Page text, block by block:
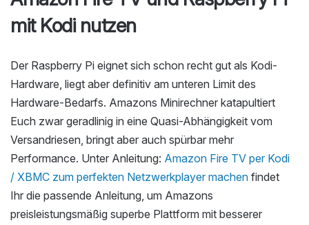
mit Kodi nutzen
Der Raspberry Pi eignet sich schon recht gut als Kodi-
Hardware, liegt aber definitiv am unteren Limit des
Hardware-Bedarfs. Amazons Minirechner katapultiert
Euch zwar geradlinig in eine Quasi-Abhängigkeit vom
Versandriesen, bringt aber auch spürbar mehr
Performance. Unter Anleitung: Amazon Fire TV per Kodi
/ XBMC zum perfekten Netzwerkplayer machen findet
Ihr die passende Anleitung, um Amazons
preisleistungsmäßig superbe Plattform mit besserer